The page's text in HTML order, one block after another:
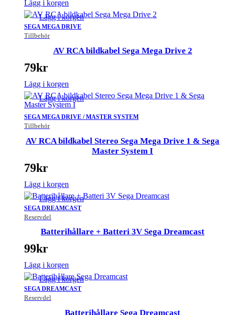
Lägg i korgen
SEGA MEGA DRIVE
Tillbehör
Lägg i korgen
AV RCA bildkabel Sega Mega Drive 2
79kr
Lägg i korgen
SEGA MEGA DRIVE / MASTER SYSTEM
Tillbehör
Lägg i korgen
AV RCA bildkabel Stereo Sega Mega Drive 1 & Sega
Master System I
79kr
Lägg i korgen
SEGA DREAMCAST
Reservdel
Lägg i korgen
Batterihållare + Batteri 3V Sega Dreamcast
99kr
Lägg i korgen
SEGA DREAMCAST
Reservdel
Lägg i korgen
Batterihållare Sega Dreamcast